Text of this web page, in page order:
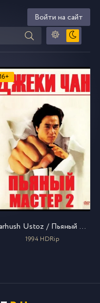
Войти на сайт
16+
Sarhush Ustoz / Пьяный мастер 2 / Uzbek tilida / O'zbekcha tarjima
1994 HDRip